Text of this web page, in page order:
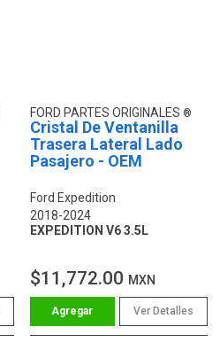
FORD PARTES ORIGINALES
Cristal De Ventanilla
Trasera Lateral Lado
Pasajero - OEM
Ford Expedition
2018-2024
EXPEDITION V6 3.5L
$11,772.00 MXN
Ver Detalles